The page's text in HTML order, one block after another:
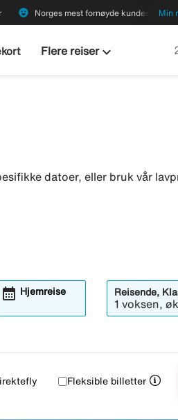
emoji_emotions Norges mest fornøyde kunder Min
Flere reiserkeyboard_arrow_down
datoer, eller bruk vår
Hjemreise
calendar_month Reisende,
1 voksen,
Fleksible billetter